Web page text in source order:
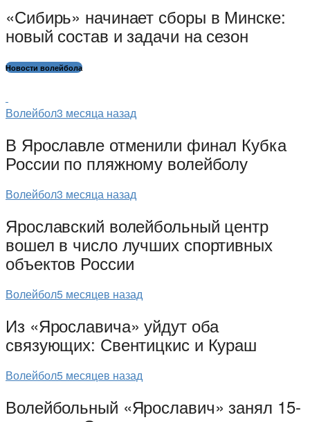
«Сибирь» начинает сборы в Минске:
новый состав и задачи на сезон
Новости волейбола
Волейбол3 месяца назад
В Ярославле отменили финал Кубка
России по пляжному волейболу
Волейбол3 месяца назад
Ярославский волейбольный центр
вошел в число лучших спортивных
объектов России
Волейбол5 месяцев назад
Из «Ярославича» уйдут оба
связующих: Свентицкис и Кураш
Волейбол5 месяцев назад
Волейбольный «Ярославич» занял 15-